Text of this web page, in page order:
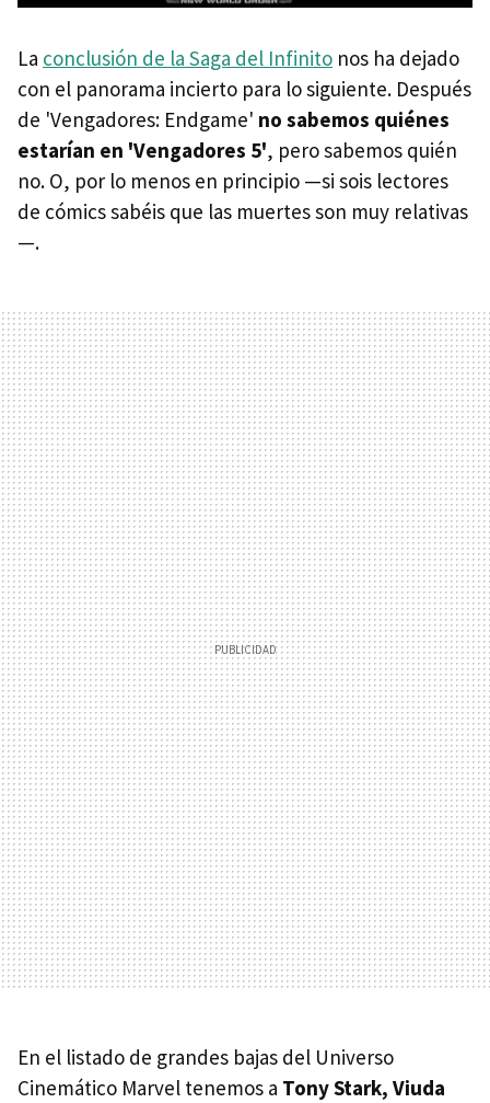
La conclusión de la Saga del Infinito nos ha dejado
con el panorama incierto para lo siguiente. Después
de 'Vengadores: Endgame' no sabemos quiénes
estarían en 'Vengadores 5', pero sabemos quién
no. O, por lo menos en principio —si sois lectores
de cómics sabéis que las muertes son muy relativas
—.
En el listado de grandes bajas del Universo
Cinemático Marvel tenemos a Tony Stark, Viuda